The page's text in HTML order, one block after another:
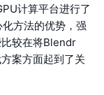
计算平台进行了
方法的优势，强
较在将Blendr
案方面起到了关